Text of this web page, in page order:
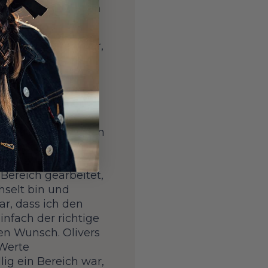
– wie haben
Faktoren war,
meine Mutter
abgefärbt
noch
zwischen dem
das Unternehmen
noch, dass ich
gearbeitet,
bin und
dass ich den
der richtige
Wunsch. Olivers
ein Bereich war,